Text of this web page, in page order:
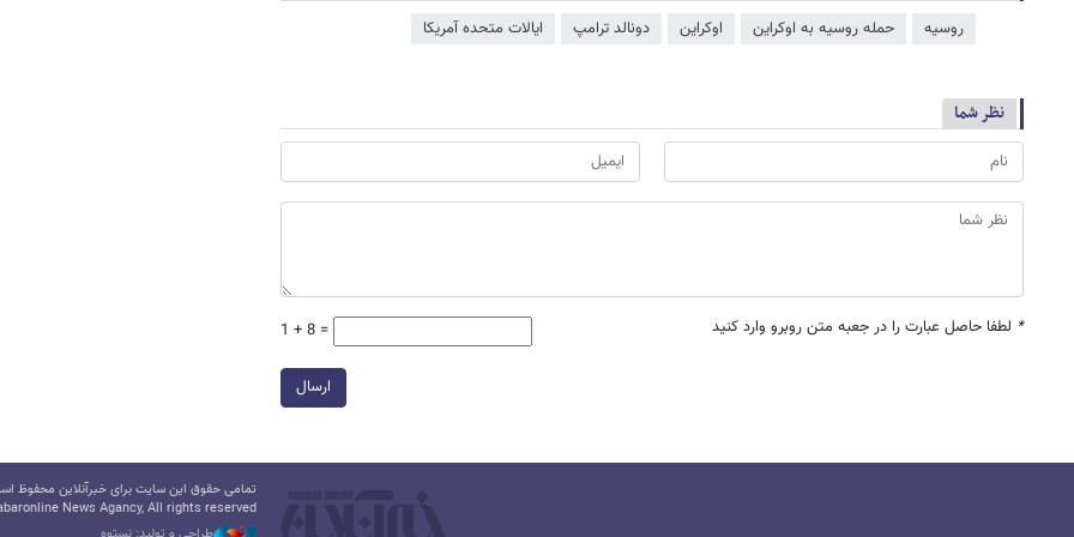
روسیه حمله روسیه به اوکراین اوکراین دونالد ترامپ ایالات متحده آمریکا
نظر شما
* لطفا حاصل عبارت را در جعبه متن روبرو وارد کنید 1 + 8 =
ارسال
تمامی حقوق این سایت برای خبرآنلاین محفوظ
News Agancy, All rights reserved